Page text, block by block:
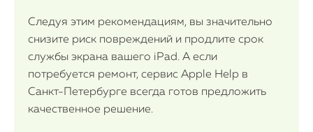
Следуя этим рекомендациям, вы значительно
снизите риск повреждений и продлите срок
службы экрана вашего iPad. А если
потребуется ремонт, сервис Apple Help в
Санкт-Петербурге всегда готов предложить
качественное решение.